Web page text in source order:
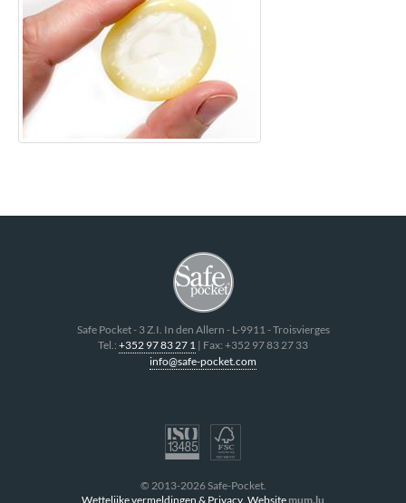
Safe Pocket- 3 Z.I. In den Allern - L-9911-Troisvierges
Tel.: +352 97 83 27 1 | Fax: +352 97 83 27 33
info@safe-pocket.com
© 2013-2026 Safe-Pocket.
Wettelijke vermeldingen & Privacy Website mum.lu